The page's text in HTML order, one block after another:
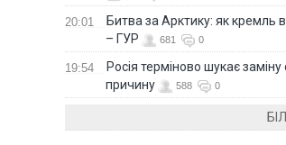
20:01
Битва за Арктику: як кремль
– ГУР
681 0
19:54
Росія терміново шукає
причину
588 0